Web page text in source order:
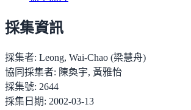
採集資訊
採集者: Leong, Wai-Chao (梁慧舟)
協同採集者: 陳奐宇, 黃雅怡
採集號: 2644
採集日期: 2002-03-13